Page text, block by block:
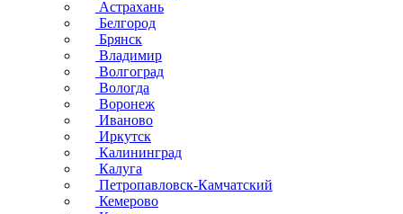
Астрахань
Белгород
Брянск
Владимир
Волгоград
Вологда
Воронеж
Иваново
Иркутск
Калининград
Калуга
Петропавловск-Камчатский
Кемерово